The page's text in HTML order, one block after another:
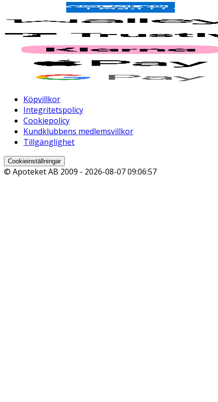
Köpvillkor
Integritetspolicy
Cookiepolicy
Kundklubbens medlemsvillkor
Tillgänglighet
Cookieinställningar
© Apoteket AB 2009 - 2026-08-07 09:06:57